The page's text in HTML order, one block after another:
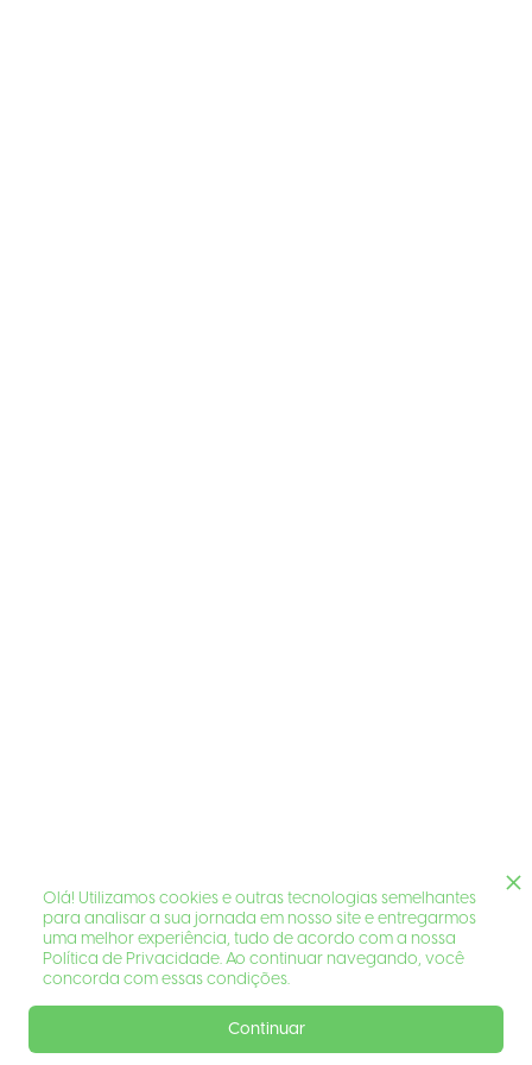
Olá! Utilizamos cookies e outras tecnologias semelhantes
para analisar a sua jornada em nosso site e entregarmos
uma melhor experiência, tudo de acordo com a nossa
Política de Privacidade. Ao continuar navegando, você
concorda com essas condições.
Continuar